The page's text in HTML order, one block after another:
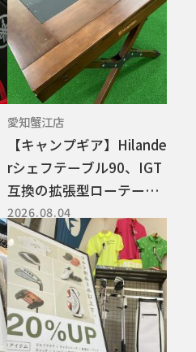
愛知蟹江店
【キャンプギア】Hilande
rシェフテーブル90、IGT
互換の拡張型ローテーブ
ルをご紹介！
2026.08.04